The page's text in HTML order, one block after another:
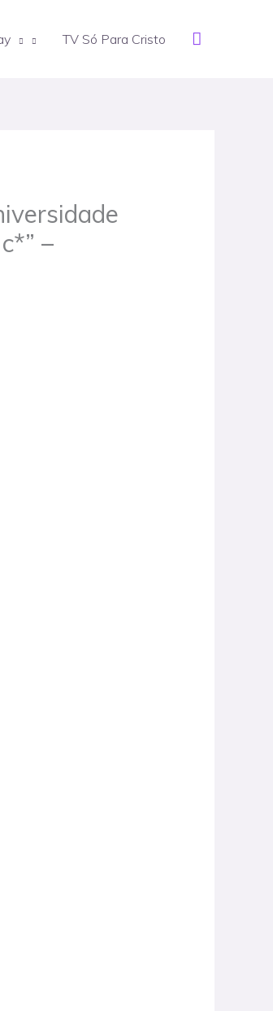
TV Só Para Cristo Search
–